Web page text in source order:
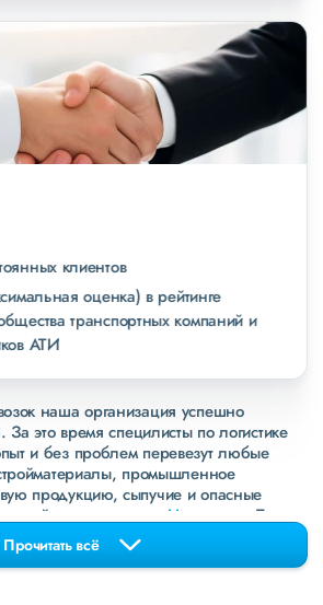
клиентов
оценка) в рейтинге
транспортных компаний и
АТИ
наша организация успешно
За это время специлисты по логистике
и без проблем перевезут любые
промышленное
продукцию, сыпучие и опасные
зайдите в раздел
«Наш опыт»
. Там
которые обновляются несколько
мы запустили новые
ЛНР. Предоставляем все стандартные
Прочитать всё